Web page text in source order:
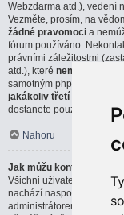
Webzdarma atd.), vedení
Vezměte, prosím, na
žádné pravomoci a
fórum používáno.
právními záležitostmi
atd.), které nemají přímou
samotným phpBB
jakákoliv třetí strany
dostanete pouze strohou,
Nahoru
Jak můžu kontaktovat
Všichni uživatelé fóra
nachází naspodu všech
administrátorem fóra.